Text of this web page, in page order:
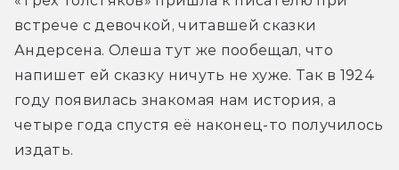
встрече с девочкой, читавшей сказки
Андерсена. Олеша тут же пообещал, что
напишет ей сказку ничуть не хуже. Так в 1924
году появилась знакомая нам история, а
четыре года спустя её наконец-то получилось
издать.